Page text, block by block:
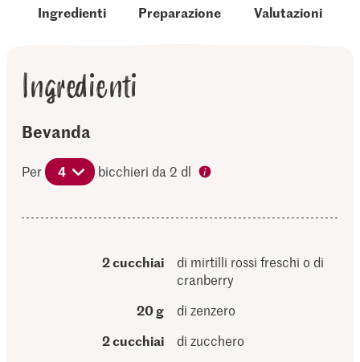
Ingredienti Preparazione Valutazioni
Ingredienti
Bevanda
Per 4 bicchieri da 2 dl
2 cucchiai
di mirtilli rossi freschi o di
cranberry
20 g
di zenzero
2 cucchiai
di zucchero